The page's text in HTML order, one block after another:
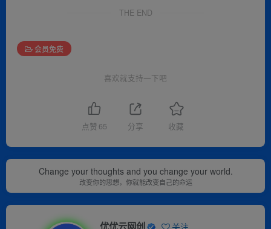
THE END
会员免费
喜欢就支持一下吧
点赞 65 分享 收藏
Change your thoughts and you change your world.
改变你的思想，你就能改变自己的命运
关注